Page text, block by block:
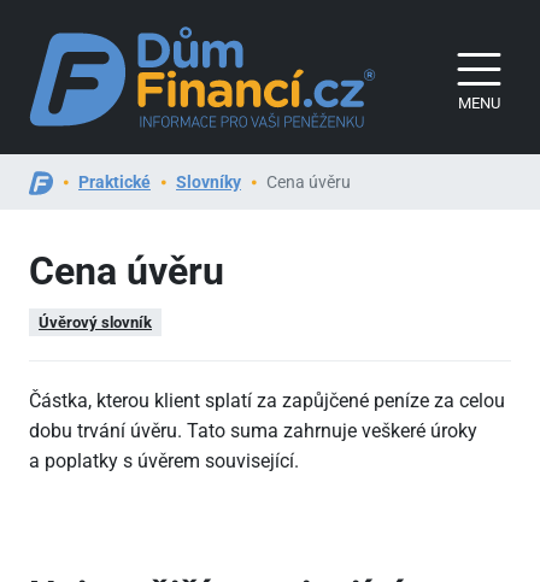
MENU
Praktické Slovníky Cena úvěru
Cena úvěru
Úvěrový slovník
Částka, kterou klient splatí za zapůjčené peníze za celou
dobu trvání úvěru. Tato suma zahrnuje veškeré úroky
a poplatky s úvěrem související.